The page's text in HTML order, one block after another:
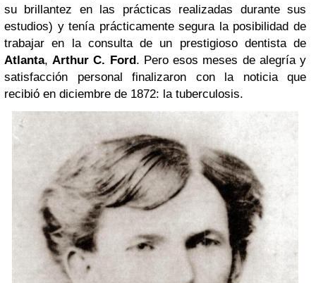
su brillantez en las prácticas realizadas durante sus
estudios) y tenía prácticamente segura la posibilidad de
trabajar en la consulta de un prestigioso dentista de
Atlanta, Arthur C. Ford. Pero esos meses de alegría y
satisfacción personal finalizaron con la noticia que
recibió en diciembre de 1872: la tuberculosis.